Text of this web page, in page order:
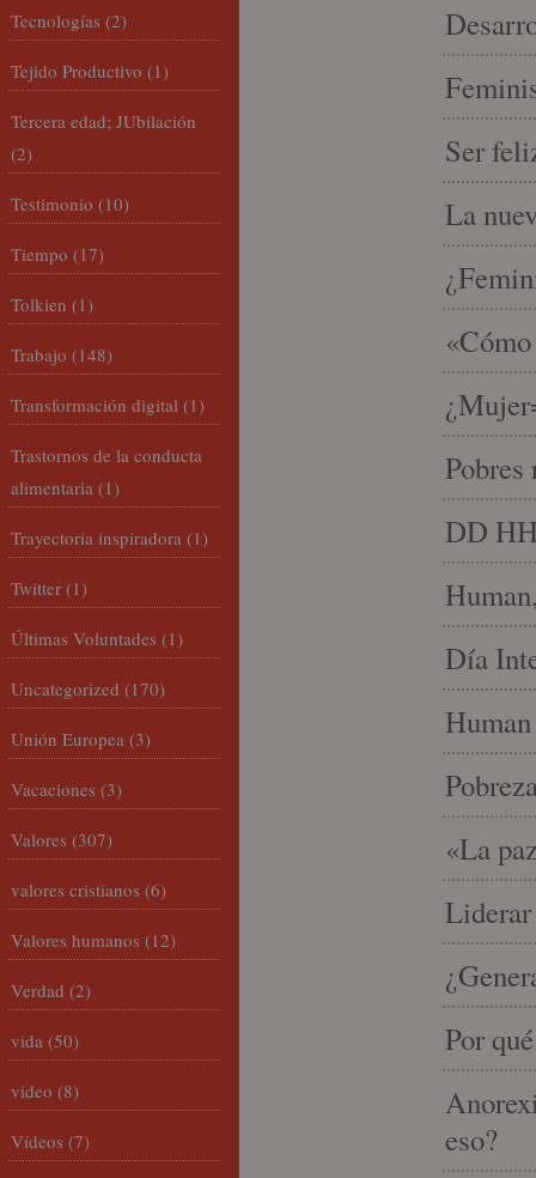
Ser
La
DD
Día
«La
Liderar
Por
eso?
Tecnologías (2)
Tejido Productivo (1)
Tercera edad; JUbilación
(2)
Testimonio (10)
Tiempo (17)
Tolkien (1)
Trabajo (148)
Transformación digital (1)
Trastornos de la conducta
alimentaria (1)
Trayectoria inspiradora (1)
Twitter (1)
Últimas Voluntades (1)
Uncategorized (170)
Unión Europea (3)
Vacaciones (3)
Valores (307)
valores cristianos (6)
Valores humanos (12)
Verdad (2)
vida (50)
video (8)
Vídeos (7)